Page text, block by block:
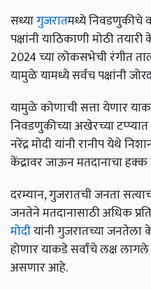
सध्यागुजरातमध्ये निवडणुकीचे
पक्षांनी याठिकाणी मोठी
2024 च्या लोकसभेची रंगीत
यामुळे यामध्ये सर्वच पक्षांनी
यामुळे कोणाची सत्ता येणार
निवडणुकीच्या अखेरच्या
नरेंद्र मोदी यांनी रानीप येथे
केंद्रावर जाऊन मतदानाचा
दरम्यान, गुजरातची जनता
जनतेने मतदानासाठी अधिक
मोदीयांनी गुजरातच्या
होणार याकडे सर्वांचे लक्ष
असणार आहे.